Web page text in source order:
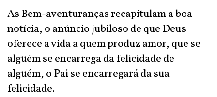
As Bem-aventuranças recapitulam a boa
notícia, o anúncio jubiloso de que Deus
oferece a vida a quem produz amor, que se
alguém se encarrega da felicidade de
alguém, o Pai se encarregará da sua
felicidade.